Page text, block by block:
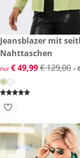
reduzierter Preis €
-61 %
Jeansblazer mit
Nahttaschen
reduzierter Preis €
nur€ 49,99€ 129,00 –